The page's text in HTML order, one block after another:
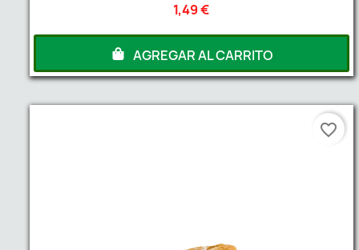
1,49 €
AGREGAR AL CARRITO
favorite_border